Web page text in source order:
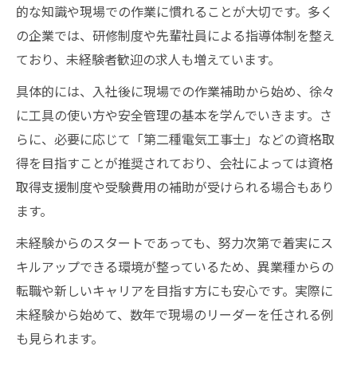
電気工事職で目指す技術者の将来像
リーダー職を目指す電気工事の働き方
長期就業を実現する働き方の秘訣
電気工事で長期就業が可能な理由とは
福利厚生で選ぶ電気工事関連職の安心
働きやすい電気工事職場の特徴を紹介
ワークライフバランスを意識した働き方
的な知識や現場での作業に慣れることが大切です。多く
の企業では、研修制度や先輩社員による指導体制を整え
ており、未経験者歓迎の求人も増えています。
具体的には、入社後に現場での作業補助から始め、徐々
に工具の使い方や安全管理の基本を学んでいきます。さ
らに、必要に応じて「第二種電気工事士」などの資格取
得を目指すことが推奨されており、会社によっては資格
取得支援制度や受験費用の補助が受けられる場合もあり
ます。
未経験からのスタートであっても、努力次第で着実にス
キルアップできる環境が整っているため、異業種からの
転職や新しいキャリアを目指す方にも安心です。実際に
未経験から始めて、数年で現場のリーダーを任される例
も見られます。